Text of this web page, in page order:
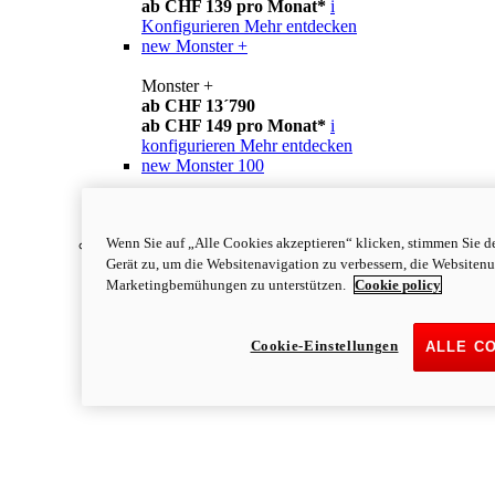
ab CHF 139 pro Monat* i
Konfigurieren Mehr entdecken
new Monster +
Monster +
ab CHF 13´790
ab CHF 149 pro Monat* i
konfigurieren Mehr entdecken
new Monster 100
Streetfighter
Wenn Sie auf „Alle Cookies akzeptieren“ klicken, stimmen Sie
Gerät zu, um die Websitenavigation zu verbessern, die
Marketingbemühungen zu unterstützen.
Cookie policy
ALLE
Cookie-Einstellungen